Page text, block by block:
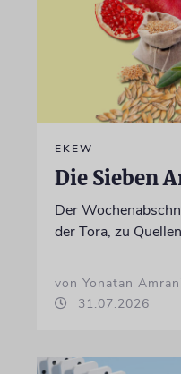
EKEW
Die Sieben
Der
der Tora, zu
von Yonatan
31.07.2026